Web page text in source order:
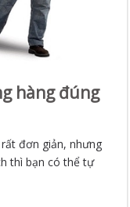
hàng đúng
đơn giản, nhưng
thì bạn có thể tự